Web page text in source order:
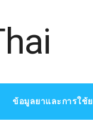
ข้อมูลยาและการใช้